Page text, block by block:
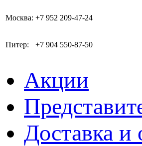
Москва: +7 952 209-47-24
Питер: +7 904 550-87-50
Акции
Доставка и